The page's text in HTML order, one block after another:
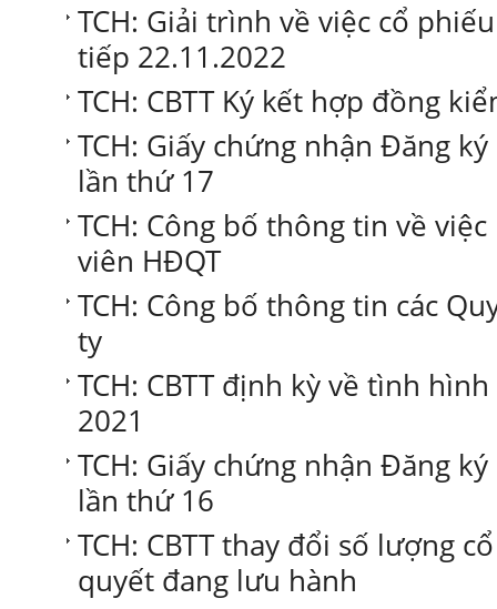
TCH: Giải trình về việc cổ
tiếp 22.11.2022
TCH: CBTT Ký kết hợp đồng
TCH: Giấy chứng nhận Đăng
lần thứ 17
TCH: Công bố thông tin về
viên HĐQT
TCH: Công bố thông tin các
ty
TCH: CBTT định kỳ về tình
2021
TCH: Giấy chứng nhận Đăng
lần thứ 16
TCH: CBTT thay đổi số lượng
quyết đang lưu hành